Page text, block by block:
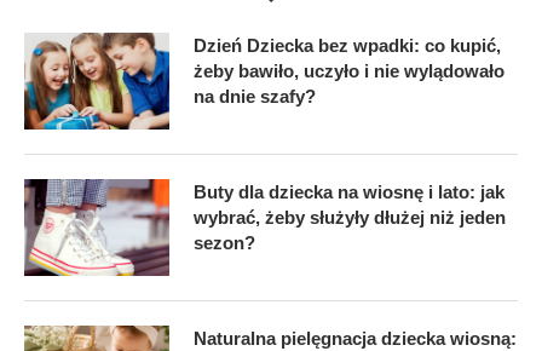
Dzień Dziecka bez wpadki: co kupić,
żeby bawiło, uczyło i nie wylądowało
na dnie szafy?
Buty dla dziecka na wiosnę i lato: jak
wybrać, żeby służyły dłużej niż jeden
sezon?
Naturalna pielęgnacja dziecka wiosną: